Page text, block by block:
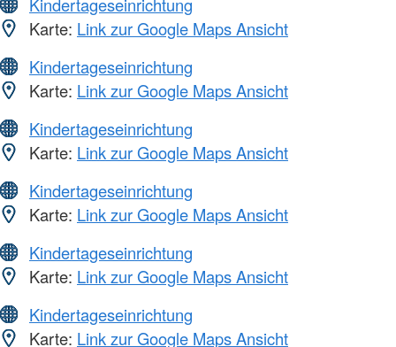
Kindertageseinrichtung
Karte: Link zur Google Maps Ansicht
Kindertageseinrichtung
Karte: Link zur Google Maps Ansicht
Kindertageseinrichtung
Karte: Link zur Google Maps Ansicht
Kindertageseinrichtung
Karte: Link zur Google Maps Ansicht
Kindertageseinrichtung
Karte: Link zur Google Maps Ansicht
Kindertageseinrichtung
Karte: Link zur Google Maps Ansicht